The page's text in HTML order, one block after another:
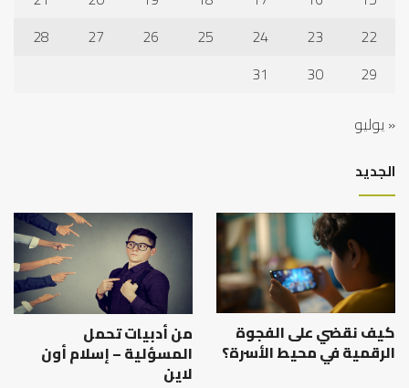
22
23
24
25
26
27
28
29
30
31
« يوليو
الجديد
كيف نقضي على الفجوة
الرقمية في محيط الأسرة؟
من أدبيات تحمل
المسؤلية – إسلام أون
لاين